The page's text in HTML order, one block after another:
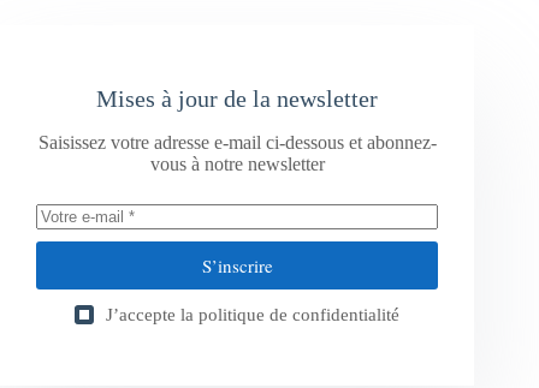
Mises à jour de la newsletter
Saisissez votre adresse e-mail ci-dessous et abonnez-
vous à notre newsletter
S’inscrire
J’accepte la politique de confidentialité